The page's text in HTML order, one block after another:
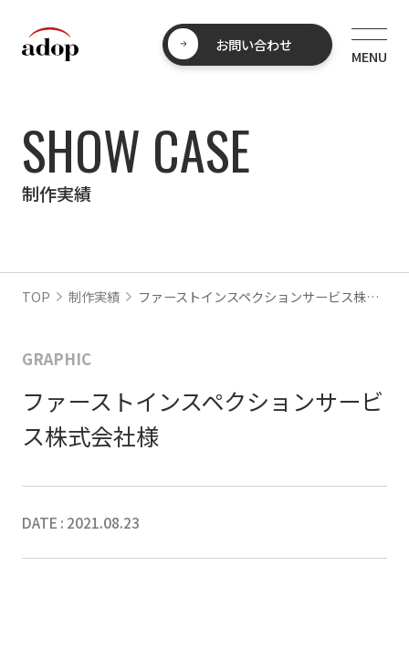
お問い合わせ
SHOW CASE
制作実績
TOP 制作実績 ファーストインスペクションサービス株式会社様
GRAPHIC
ファーストインスペクションサービ
ス株式会社様
DATE : 2021.08.23